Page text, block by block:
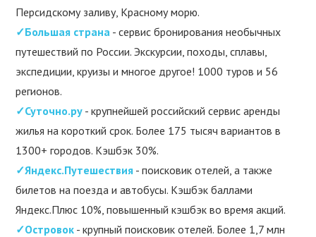
Персидскому заливу, Красному морю.
✓Большая страна - сервис бронирования необычных
путешествий по России. Экскурсии, походы, сплавы,
экспедиции, круизы и многое другое! 1000 туров и 56
регионов.
✓Суточно.ру - крупнейшей российский сервис аренды
жилья на короткий срок. Более 175 тысяч вариантов в
1300+ городов. Кэшбэк 30%.
✓Яндекс.Путешествия - поисковик отелей, а также
билетов на поезда и автобусы. Кэшбэк баллами
Яндекс.Плюс 10%, повышенный кэшбэк во время акций.
✓Островок - крупный поисковик отелей. Более 1,7 млн